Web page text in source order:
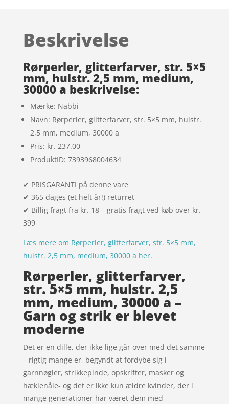
baseret
kundebe
dømmel
ser
Beskrivelse
Rørperler, glitterfarver, str. 5×5
mm, hulstr. 2,5 mm, medium,
30000 a beskrivelse:
Mærke: Nabbi
Navn: Rørperler, glitterfarver, str. 5×5 mm, hulstr.
2,5 mm, medium, 30000 a
Pris: kr. 237.00
ProduktID: 7393968004634
✔ PRISGARANTI på denne vare
✔ 365 dages (et helt år!) returret
✔ Billig fragt fra kr. 18 – gratis fragt ved køb over kr.
399
Læs mere om Rørperler, glitterfarver, str. 5×5 mm,
hulstr. 2,5 mm, medium, 30000 a her.
Rørperler, glitterfarver,
str. 5×5 mm, hulstr. 2,5
mm, medium, 30000 a –
Garn og strik er blevet
moderne
Det er en dille, der ikke lige går over med det samme
– rigtig mange er, begyndt at fordybe sig i
garnnøgler, strikkepinde, opskrifter, masker og
hæklenåle- og det er ikke kun ældre kvinder, der i
mange generationer har været dem med